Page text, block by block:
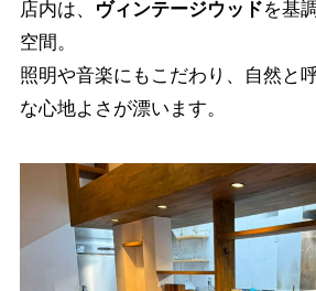
店内は、 ヴィンテージウッドを基
空間。
照明や音楽にもこだわり、自然と
な心地よさが漂います。